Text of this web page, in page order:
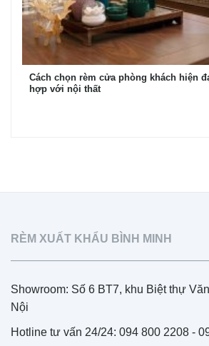
Cách chọn rèm cửa phòng khách hiện
hợp với nội thất
RÈM XUẤT KHẨU BÌNH MINH
Showroom: Số 6 BT7, khu Biệt thự
Nội
Hotline tư vấn 24/24: 094 800 2208 -